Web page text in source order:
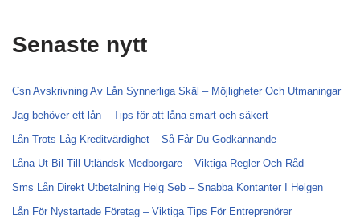
Senaste nytt
Csn Avskrivning Av Lån Synnerliga Skäl – Möjligheter Och Utmaningar
Jag behöver ett lån – Tips för att låna smart och säkert
Lån Trots Låg Kreditvärdighet – Så Får Du Godkännande
Låna Ut Bil Till Utländsk Medborgare – Viktiga Regler Och Råd
Sms Lån Direkt Utbetalning Helg Seb – Snabba Kontanter I Helgen
Lån För Nystartade Företag – Viktiga Tips För Entreprenörer